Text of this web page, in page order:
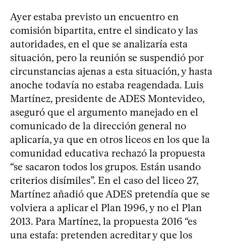
Ayer estaba previsto un encuentro en
comisión bipartita, entre el sindicato y las
autoridades, en el que se analizaría esta
situación, pero la reunión se suspendió por
circunstancias ajenas a esta situación, y hasta
anoche todavía no estaba reagendada. Luis
Martínez, presidente de ADES Montevideo,
aseguró que el argumento manejado en el
comunicado de la dirección general no
aplicaría, ya que en otros liceos en los que la
comunidad educativa rechazó la propuesta
“se sacaron todos los grupos. Están usando
criterios disímiles”. En el caso del liceo 27,
Martínez añadió que ADES pretendía que se
volviera a aplicar el Plan 1996, y no el Plan
2013. Para Martínez, la propuesta 2016 “es
una estafa: pretenden acreditar y que los